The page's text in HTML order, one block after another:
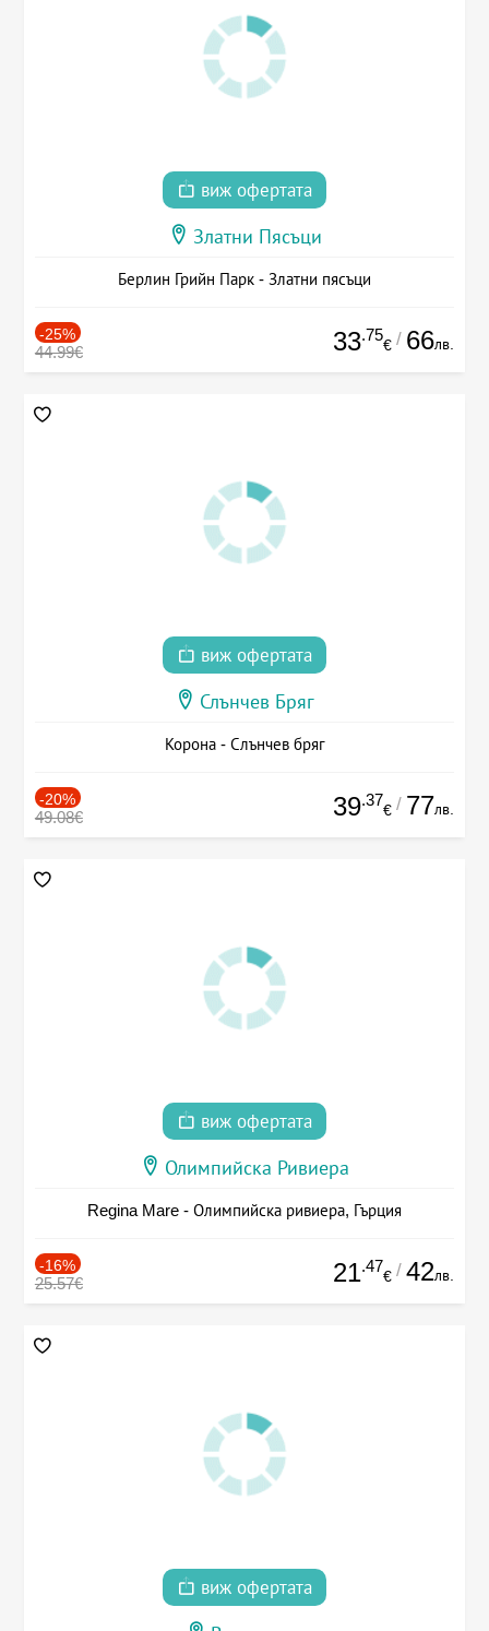
виж офертата
Златни Пясъци
Берлин Грийн Парк - Златни пясъци
-25%
44.99€ 33.75
€ / 66лв.
виж офертата
Слънчев Бряг
Корона - Слънчев бряг
-20%
49.08€ 39.37
€ / 77лв.
виж офертата
Олимпийска Ривиера
Regina Mare - Олимпийска ривиера, Гърция
-16%
25.57€ 21.47
€ / 42лв.
виж офертата